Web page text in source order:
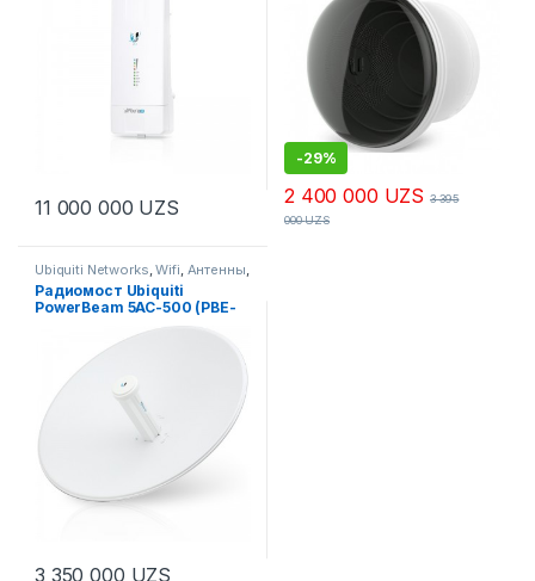
11 000 000 UZS
-29%
2 400 000 UZS 3 395
000UZS
Ubiquiti Networks ,Wifi Антенны
Беспроводное оборудование ,
Радио Мосты,Радиомосты,
CPE, PtMP-оборудование
Радиомост Ubiquiti
PowerBeam 5AC-500 (PBE-
3 350 000 UZS